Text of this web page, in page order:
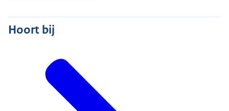
Hoort bij